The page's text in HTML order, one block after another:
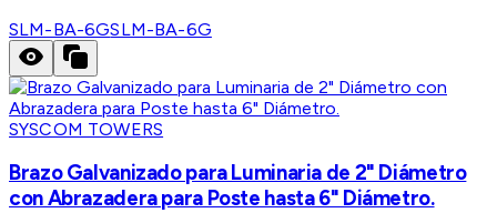
SLM-BA-6GSLM-BA-6G
SYSCOM TOWERS
Brazo Galvanizado para Luminaria de 2" Diámetro
con Abrazadera para Poste hasta 6" Diámetro.